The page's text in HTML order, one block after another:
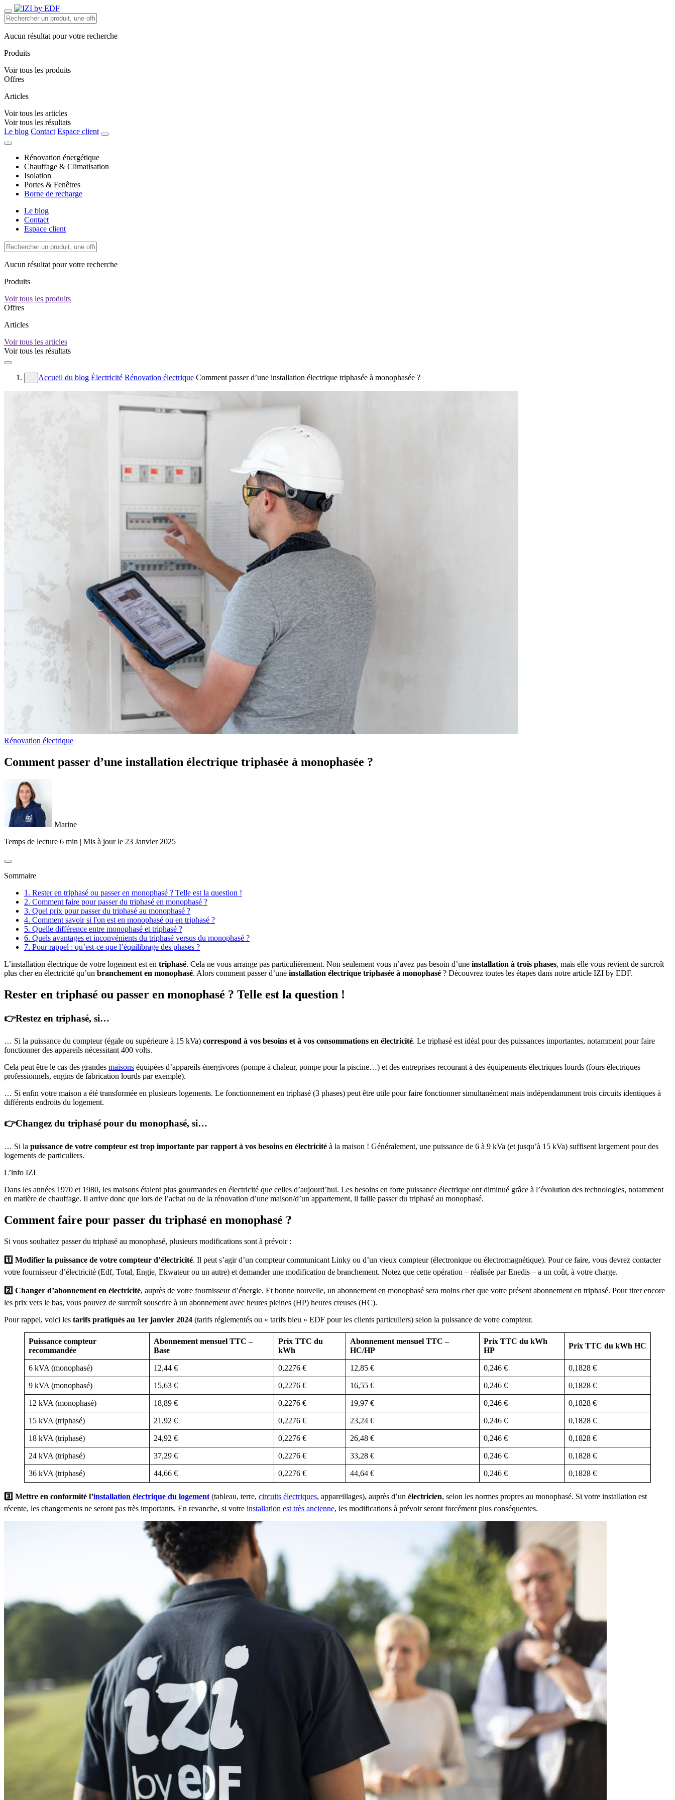
Aucun résultat pour votre recherche
Produits
Voir tous les produits
Offres
Articles
Voir tous les articles
Voir tous les résultats
Le blog Contact Espace client
Rénovation énergétique
Chauffage & Climatisation
Isolation
Portes & Fenêtres
Borne de recharge
Le blog
Contact
Espace client
Aucun résultat pour votre recherche
Produits
Voir tous les produits
Offres
Articles
Voir tous les articles
Voir tous les résultats
... Accueil du blog Électricité Rénovation électrique Comment passer d’une installation électrique triphasée à monophasée ?
Rénovation électrique
Comment passer d’une installation électrique triphasée à monophasée ?
Marine
Temps de lecture 6 min | Mis à jour le 23 Janvier 2025
Sommaire
1. Rester en triphasé ou passer en monophasé ? Telle est la question !
2. Comment faire pour passer du triphasé en monophasé ?
3. Quel prix pour passer du triphasé au monophasé ?
4. Comment savoir si l'on est en monophasé ou en triphasé ?
5. Quelle différence entre monophasé et triphasé ?
6. Quels avantages et inconvénients du triphasé versus du monophasé ?
7. Pour rappel : qu’est-ce que l’équilibrage des phases ?
L’installation électrique de votre logement est en triphasé. Cela ne vous arrange pas particulièrement. Non seulement vous n’avez pas besoin d’une installation à trois phases, mais elle vous revient de surcroît
plus cher en électricité qu’un branchement en monophasé. Alors comment passer d’une installation électrique triphasée à monophasé ? Découvrez toutes les étapes dans notre article IZI by EDF.
Rester en triphasé ou passer en monophasé ? Telle est la question !
👉Restez en triphasé, si…
… Si la puissance du compteur (égale ou supérieure à 15 kVa) correspond à vos besoins et à vos consommations en électricité. Le triphasé est idéal pour des puissances importantes, notamment pour faire
fonctionner des appareils nécessitant 400 volts.
Cela peut être le cas des grandes maisons équipées d’appareils énergivores (pompe à chaleur, pompe pour la piscine…) et des entreprises recourant à des équipements électriques lourds (fours électriques
professionnels, engins de fabrication lourds par exemple).
… Si enfin votre maison a été transformée en plusieurs logements. Le fonctionnement en triphasé (3 phases) peut être utile pour faire fonctionner simultanément mais indépendamment trois circuits identiques à
différents endroits du logement.
👉Changez du triphasé pour du monophasé, si…
… Si la puissance de votre compteur est trop importante par rapport à vos besoins en électricité à la maison ! Généralement, une puissance de 6 à 9 kVa (et jusqu’à 15 kVa) suffisent largement pour des
logements de particuliers.
L’info IZI
Dans les années 1970 et 1980, les maisons étaient plus gourmandes en électricité que celles d’aujourd’hui. Les besoins en forte puissance électrique ont diminué grâce à l’évolution des technologies, notamment
en matière de chauffage. Il arrive donc que lors de l’achat ou de la rénovation d’une maison/d’un appartement, il faille passer du triphasé au monophasé.
Comment faire pour passer du triphasé en monophasé ?
Si vous souhaitez passer du triphasé au monophasé, plusieurs modifications sont à prévoir :
1️⃣ Modifier la puissance de votre compteur d’électricité. Il peut s’agir d’un compteur communicant Linky ou d’un vieux compteur (électronique ou électromagnétique). Pour ce faire, vous devrez contacter
votre fournisseur d’électricité (Edf, Total, Engie, Ekwateur ou un autre) et demander une modification de branchement. Notez que cette opération – réalisée par Enedis – a un coût, à votre charge.
2️⃣ Changer d’abonnement en électricité, auprès de votre fournisseur d’énergie. Et bonne nouvelle, un abonnement en monophasé sera moins cher que votre présent abonnement en triphasé. Pour tirer encore
les prix vers le bas, vous pouvez de surcroît souscrire à un abonnement avec heures pleines (HP) heures creuses (HC).
Pour rappel, voici les tarifs pratiqués au 1er janvier 2024 (tarifs réglementés ou « tarifs bleu » EDF pour les clients particuliers) selon la puissance de votre compteur.
Puissance compteur
recommandée
Abonnement mensuel TTC –
Base
Prix TTC du
kWh
Abonnement mensuel TTC –
HC/HP
Prix TTC du kWh
HP
Prix TTC du kWh HC
6 kVA (monophasé) 12,44 € 0,2276 € 12,85 € 0,246 € 0,1828 €
9 kVA (monophasé) 15,63 € 0,2276 € 16,55 € 0,246 € 0,1828 €
12 kVA (monophasé) 18,89 € 0,2276 € 19,97 € 0,246 € 0,1828 €
15 kVA (triphasé) 21,92 € 0,2276 € 23,24 € 0,246 € 0,1828 €
18 kVA (triphasé) 24,92 € 0,2276 € 26,48 € 0,246 € 0,1828 €
24 kVA (triphasé) 37,29 € 0,2276 € 33,28 € 0,246 € 0,1828 €
36 kVA (triphasé) 44,66 € 0,2276 € 44,64 € 0,246 € 0,1828 €
3️⃣ Mettre en conformité l’installation électrique du logement (tableau, terre, circuits électriques, appareillages), auprès d’un électricien, selon les normes propres au monophasé. Si votre installation est
récente, les changements ne seront pas très importants. En revanche, si votre installation est très ancienne, les modifications à prévoir seront forcément plus conséquentes.